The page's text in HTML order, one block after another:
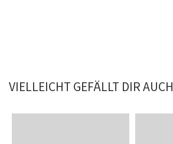
VIELLEICHT GEFÄLLT DIR AUCH